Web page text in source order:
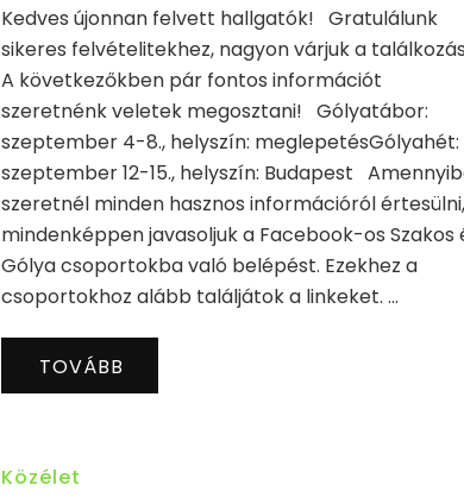
Kedves újonnan felvett hallgatók! Gratulálunk
sikeres felvételitekhez, nagyon várjuk a
A következőkben pár fontos információt
szeretnénk veletek megosztani! Gólyatábor:
szeptember 4-8., helyszín: meglepetésGólyahét:
szeptember 12-15., helyszín: Budapest
szeretnél minden hasznos információról értesülni,
mindenképpen javasoljuk a Facebook-os Szakos
Gólya csoportokba való belépést. Ezekhez a
csoportokhoz alább találjátok a linkeket. …
TOVÁBB
Közélet